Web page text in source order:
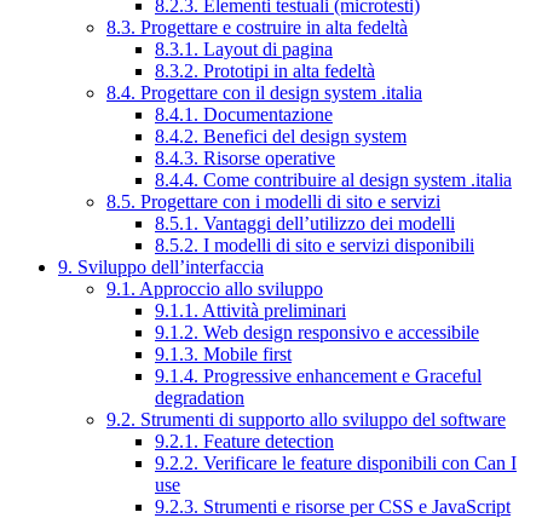
8.2.3. Elementi testuali (microtesti)
8.3. Progettare e costruire in alta fedeltà
8.3.1. Layout di pagina
8.3.2. Prototipi in alta fedeltà
8.4. Progettare con il design system .italia
8.4.1. Documentazione
8.4.2. Benefici del design system
8.4.3. Risorse operative
8.4.4. Come contribuire al design system .italia
8.5. Progettare con i modelli di sito e servizi
8.5.1. Vantaggi dell’utilizzo dei modelli
8.5.2. I modelli di sito e servizi disponibili
9. Sviluppo dell’interfaccia
9.1. Approccio allo sviluppo
9.1.1. Attività preliminari
9.1.2. Web design responsivo e accessibile
9.1.3. Mobile first
9.1.4. Progressive enhancement e Graceful
degradation
9.2. Strumenti di supporto allo sviluppo del software
9.2.1. Feature detection
9.2.2. Verificare le feature disponibili con Can I
use
9.2.3. Strumenti e risorse per CSS e JavaScript